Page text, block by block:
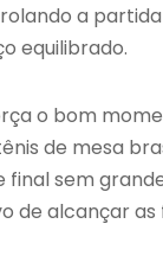
a
equilibrado.
o bom
de mesa
final sem
de alcançar as